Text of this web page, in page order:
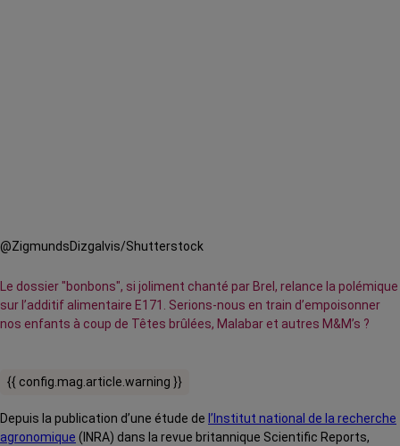
@ZigmundsDizgalvis/Shutterstock
Le dossier "bonbons", si joliment chanté par Brel, relance la polémique
sur l’additif alimentaire E171. Serions-nous en train d’empoisonner
nos enfants à coup de Têtes brûlées, Malabar et autres M&M’s ?
{{ config.mag.article.warning }}
Depuis la publication d’une étude de l’Institut national de la recherche
agronomique (INRA) dans la revue britannique Scientific Reports,